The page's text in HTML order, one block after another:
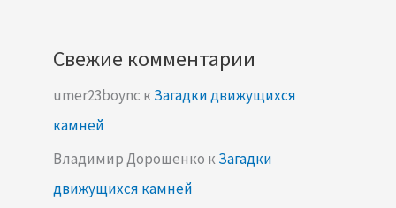
Свежие комментарии
umer23boync кЗагадки движущихся
камней
Владимир Дорошенко кЗагадки
движущихся камней